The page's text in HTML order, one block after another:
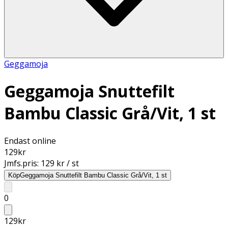
Geggamoja
Geggamoja Snuttefilt
Bambu Classic Grå/Vit, 1 st
Endast online
129kr
Jmfs.pris: 129 kr / st
KöpGeggamoja Snuttefilt Bambu Classic Grå/Vit, 1 st
0
129kr